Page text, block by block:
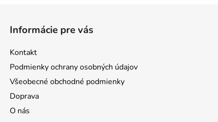
Informácie pre vás
Kontakt
Podmienky ochrany osobných údajov
Všeobecné obchodné podmienky
Doprava
O nás